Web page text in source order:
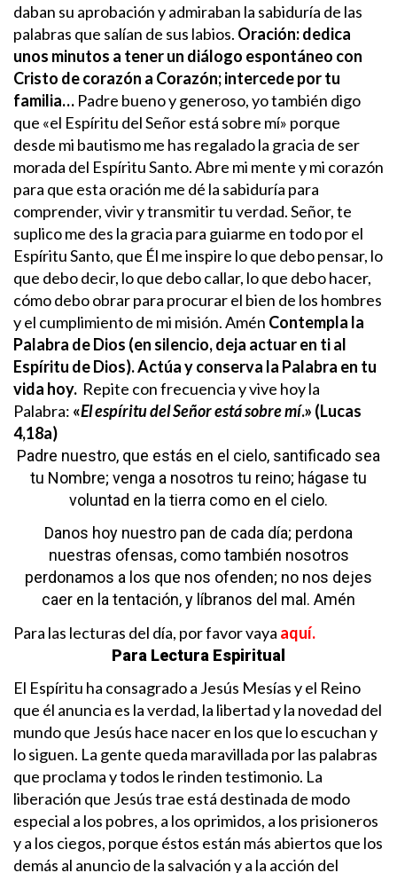
daban su aprobación y admiraban la sabiduría de las
palabras que salían de sus labios. Oración: dedica
unos minutos a tener un diálogo espontáneo con
Cristo de corazón a Corazón; intercede por tu
familia… Padre bueno y generoso, yo también digo
que «el Espíritu del Señor está sobre mí» porque
desde mi bautismo me has regalado la gracia de ser
morada del Espíritu Santo. Abre mi mente y mi corazón
para que esta oración me dé la sabiduría para
comprender, vivir y transmitir tu verdad.Señor, te
suplico me des la gracia para guiarme en todo por el
Espíritu Santo, que Él me inspire lo que debo pensar, lo
que debo decir, lo que debo callar, lo que debo hacer,
cómo debo obrar para procurar el bien de los hombres
y el cumplimiento de mi misión. Amén Contempla la
Palabra de Dios (en silencio, deja actuar en ti al
Espíritu de Dios). Actúa y conserva la Palabra en tu
vida hoy. Repite con frecuencia y vive hoy la
Palabra: «El espíritu del Señor está sobre mí.» (Lucas
4,18a)
Padre nuestro, que estás en el cielo, santificado sea
tu Nombre; venga a nosotros tu reino; hágase tu
voluntad en la tierra como en el cielo.
Danos hoy nuestro pan de cada día; perdona
nuestras ofensas, como también nosotros
perdonamos a los que nos ofenden; no nos dejes
caer en la tentación,y líbranos del mal. Amén
Para las lecturas del día, por favor vaya aquí.
Para Lectura Espiritual
El Espíritu ha consagrado a Jesús Mesías y el Reino
que él anuncia es la verdad, la libertad y la novedad del
mundo que Jesús hace nacer en los que lo escuchan y
lo siguen. La gente queda maravillada por las palabras
que proclama y todos le rinden testimonio. La
liberación que Jesús trae está destinada de modo
especial a los pobres, a los oprimidos, a los prisioneros
y a los ciegos, porque éstos están más abiertos que los
demás al anuncio de la salvación y a la acción del